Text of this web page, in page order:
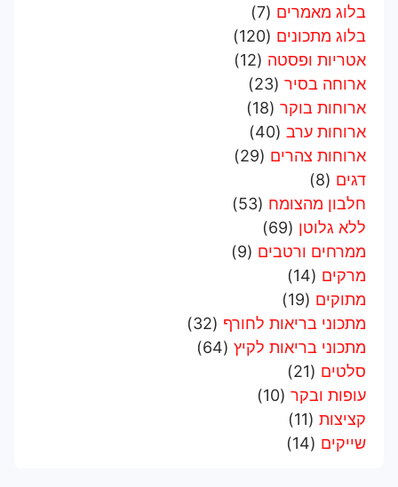
בלוג מאמרים (7)
בלוג מתכונים (120)
אטריות ופסטה (12)
ארוחה בסיר (23)
ארוחות בוקר (18)
ארוחות ערב (40)
ארוחות צהרים (29)
דגים (8)
חלבון מהצומח (53)
ללא גלוטן (69)
ממרחים ורטבים (9)
מרקים (14)
מתוקים (19)
מתכוני בריאות לחורף (32)
מתכוני בריאות לקיץ (64)
סלטים (21)
עופות ובקר (10)
קציצות (11)
שייקים (14)